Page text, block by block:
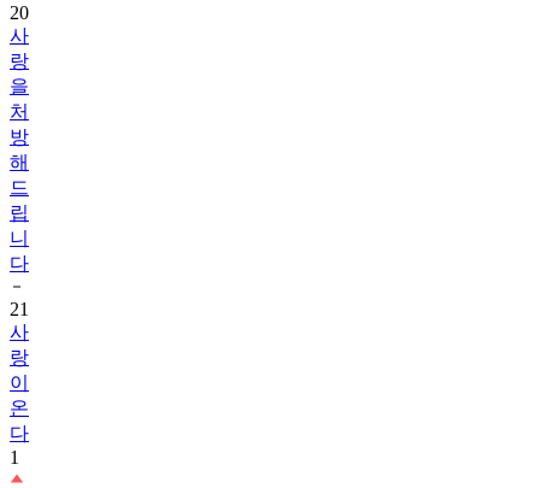
20
사
랑
을
처
방
해
드
립
니
다
21
사
랑
이
온
다
1